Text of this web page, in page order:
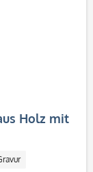
Holz mit